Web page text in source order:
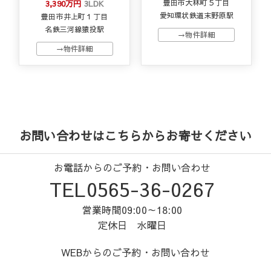
3,390万円 3LDK
豊田市井上町１丁目
名鉄三河線猿投駅
→物件詳細
豊田市大林町５丁目
愛知環状鉄道末野原駅
→物件詳細
お問い合わせはこちらからお寄せください
お電話からのご予約・お問い合わせ
TEL0565-36-0267
営業時間09:00～18:00
定休日 水曜日
WEBからのご予約・お問い合わせ